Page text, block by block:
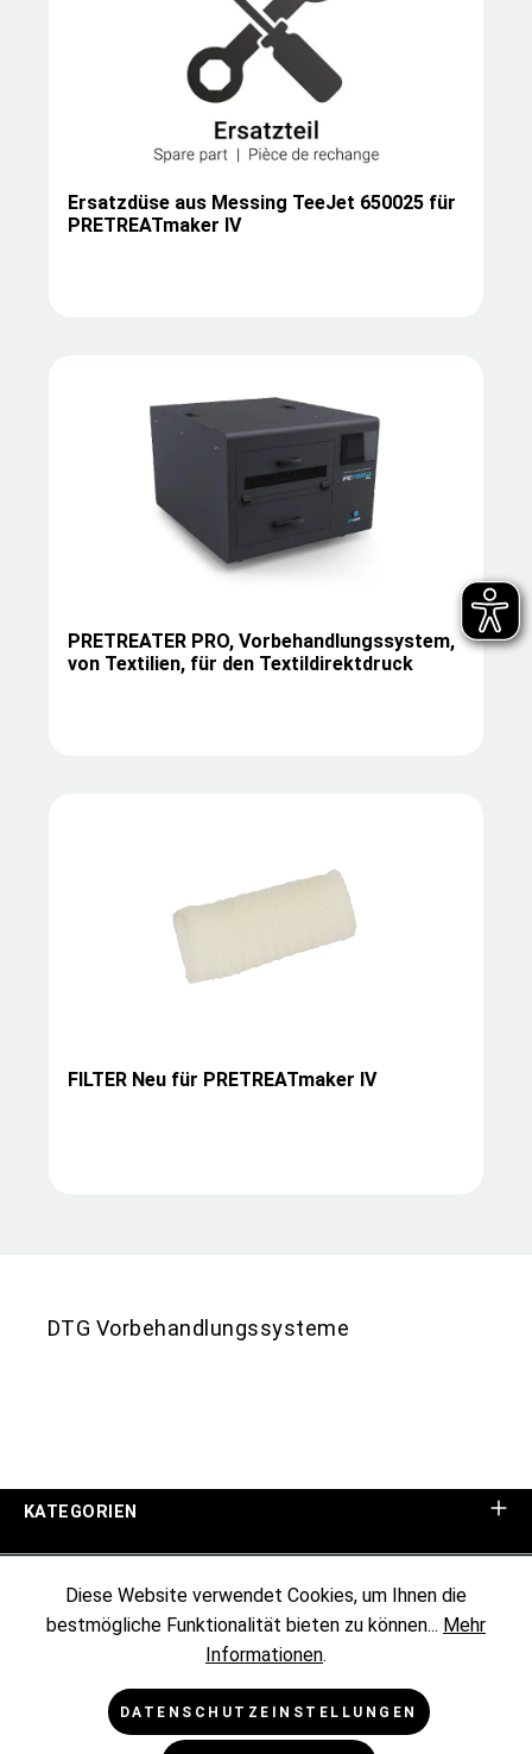
Ersatzdüse aus Messing TeeJet 650025 für
PRETREATmaker IV
PRETREATER PRO, Vorbehandlungssystem,
von Textilien, für den Textildirektdruck
FILTER Neu für PRETREATmaker IV
DTG Vorbehandlungssysteme
KATEGORIEN
KUNDENINFORMATIONEN
RECHTLICHES
Diese Website verwendet Cookies, um Ihnen die
bestmögliche Funktionalität bieten zu können... Mehr
Informationen.
DATENSCHUTZEINSTELLUNGEN